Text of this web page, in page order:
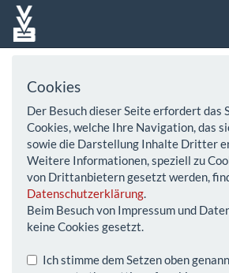
Cookies
Der Besuch dieser Seite erfordert das
Cookies, welche Ihre Navigation, das
sowie die Darstellung Inhalte Dritter
Weitere Informationen, speziell zu
von Drittanbietern gesetzt werden,
Datenschutzerklärung.
Beim Besuch von Impressum und
keine Cookies gesetzt.
Ich stimme dem Setzen oben